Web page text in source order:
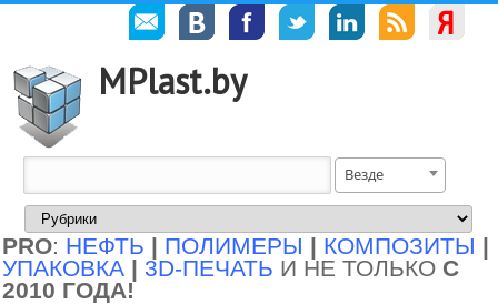
MPlast.by
Везде
PRO: НЕФТЬ | ПОЛИМЕРЫ | КОМПОЗИТЫ |
УПАКОВКА | 3D-ПЕЧАТЬ И НЕ ТОЛЬКО С
2010 ГОДА!